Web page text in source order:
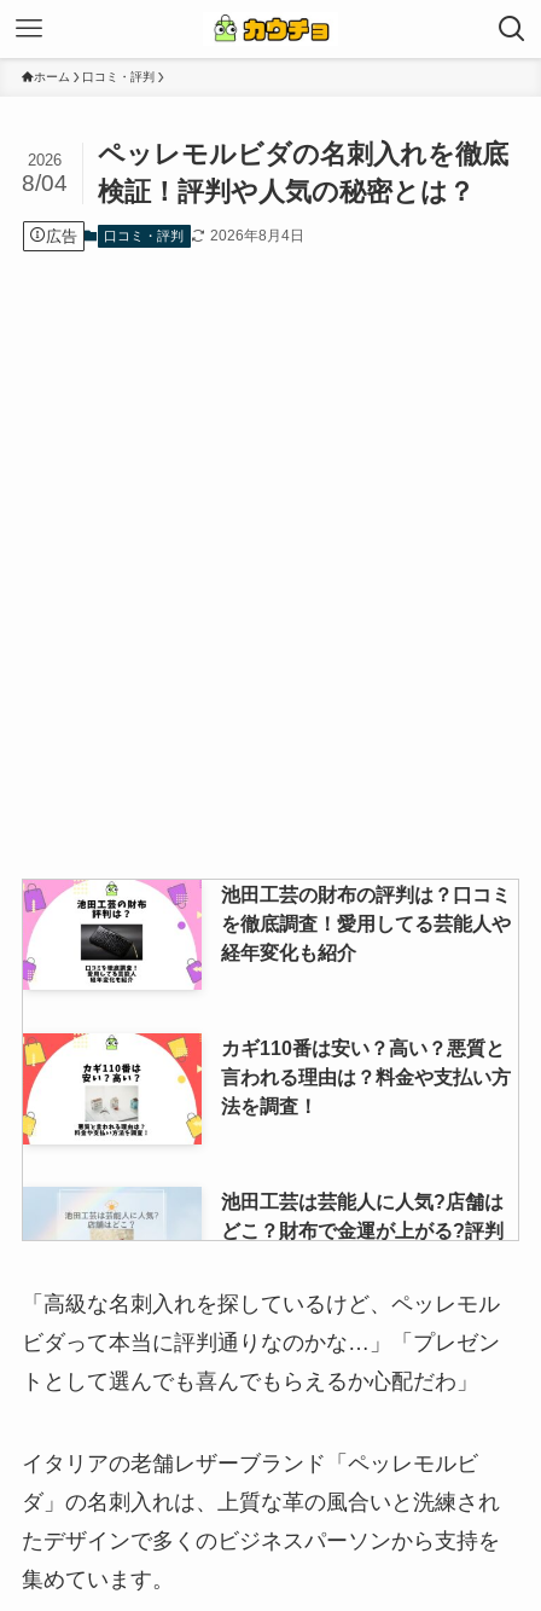
ホーム 口コミ・評判
ペッレモルビダの名刺入れを徹底
検証！評判や人気の秘密とは？
2026
8/04
広告 口コミ・評判 2026年8月4日
池田工芸の財布の評判は？口コミ
を徹底調査！愛用してる芸能人や
経年変化も紹介
カギ110番は安い？高い？悪質と
言われる理由は？料金や支払い方
法を調査！
池田工芸は芸能人に人気?店舗は
どこ？財布で金運が上がる?評判
クラプロックスの歯ブラシの口コ
ミを調査！種類・特徴・おすすめ
グリーンパンの口コミはどう？有
害物質を使ってない？フライパン
「高級な名刺入れを探しているけど、ペッレモル
ビダって本当に評判通りなのかな…」「プレゼン
トとして選んでも喜んでもらえるか心配だわ」
イタリアの老舗レザーブランド「ペッレモルビ
ダ」の名刺入れは、上質な革の風合いと洗練され
たデザインで多くのビジネスパーソンから支持を
集めています。